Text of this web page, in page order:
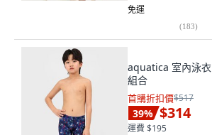
免運
(183)
aquatica 室內泳
組合
首購折扣價$517
39% $314
運費 $195